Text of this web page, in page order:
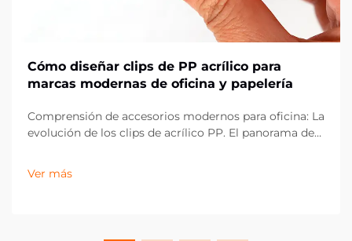
Cómo diseñar clips de PP acrílico para
marcas modernas de oficina y papelería
Comprensión de accesorios modernos para oficina: La
evolución de los clips de acrílico PP. El panorama de
drásticamente en la última década, con los clips de
acrílico PP emergiendo como un componente
Ver más